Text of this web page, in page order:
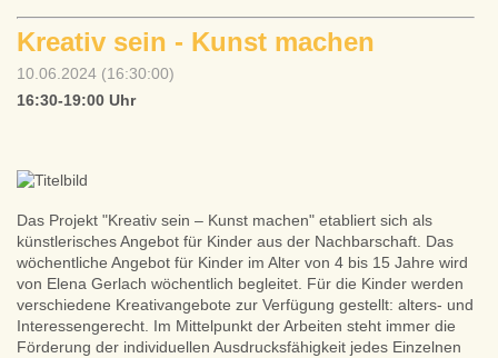
Kreativ sein - Kunst machen
10.06.2024 (16:30:00)
16:30-19:00 Uhr
Das Projekt "Kreativ sein – Kunst machen" etabliert sich als
künstlerisches Angebot für Kinder aus der Nachbarschaft. Das
wöchentliche Angebot für Kinder im Alter von 4 bis 15 Jahre wird
von Elena Gerlach wöchentlich begleitet. Für die Kinder werden
verschiedene Kreativangebote zur Verfügung gestellt: alters- und
Interessengerecht. Im Mittelpunkt der Arbeiten steht immer die
Förderung der individuellen Ausdrucksfähigkeit jedes Einzelnen